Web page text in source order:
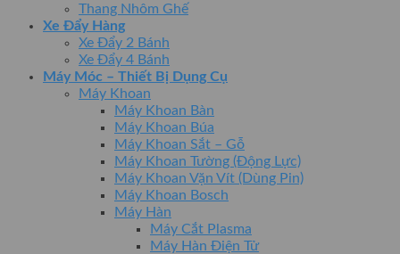
Thang Nhôm Ghế
Xe Đẩy Hàng
Xe Đẩy 2 Bánh
Xe Đẩy 4 Bánh
Máy Móc – Thiết Bị Dụng Cụ
Máy Khoan
Máy Khoan Bàn
Máy Khoan Búa
Máy Khoan Sắt – Gỗ
Máy Khoan Tường (Động Lực)
Máy Khoan Vặn Vít (Dùng Pin)
Máy Khoan Bosch
Máy Hàn
Máy Cắt Plasma
Máy Hàn Điện Tử